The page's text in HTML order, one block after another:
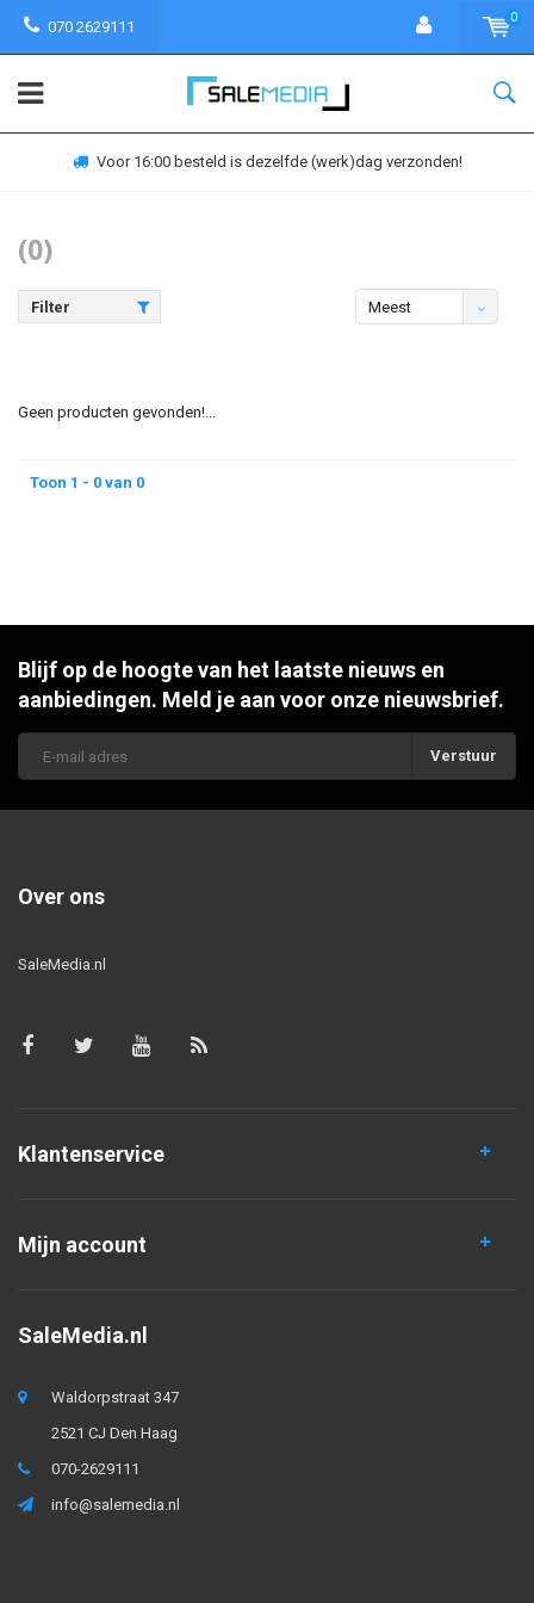
070 2629111
0
Voor 16:00 besteld is dezelfde (werk)dag verzonden!
(0)
Filter
Meest
Geen producten gevonden!...
Toon 1 - 0 van 0
Blijf op de hoogte van het laatste nieuws en
aanbiedingen. Meld je aan voor onze nieuwsbrief.
Verstuur
Over ons
SaleMedia.nl
Klantenservice
Mijn account
SaleMedia.nl
Waldorpstraat 347
2521 CJ Den Haag
070-2629111
info@salemedia.nl